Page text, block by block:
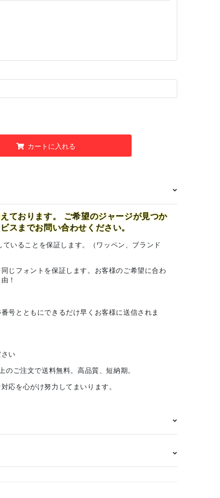
カートに入れる
ております。 ご希望のジャージが見つか
スまでお問い合わせください。
いることを保証します。（ワッペン、ブランド
じフォントを保証します。お客様のご希望に合わ
！
号とともにできるだけ早くお客様に送信されま
い
ご注文で送料無料。高品質、短納期。
応を心がけ努力してまいります。